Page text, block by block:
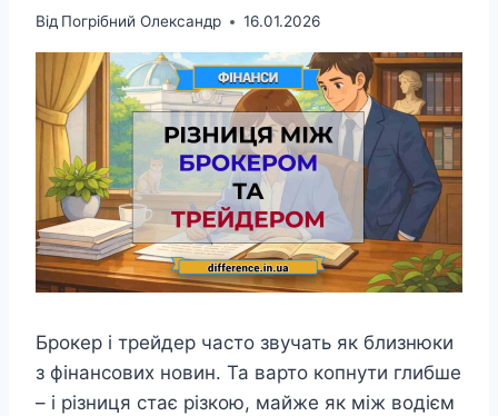
Від Погрібний Олександр 16.01.2026
Брокер і трейдер часто звучать як близнюки
з фінансових новин. Та варто копнути глибше
– і різниця стає різкою, майже як між водієм